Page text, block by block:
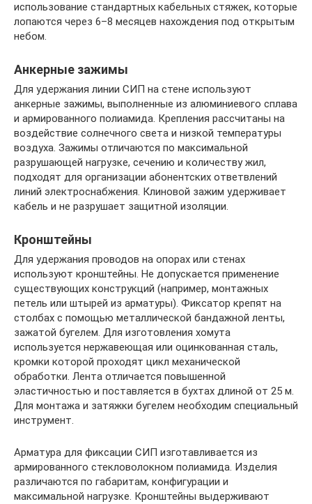
использование стандартных кабельных стяжек, которые
лопаются через 6–8 месяцев нахождения под открытым
небом.
Анкерные зажимы
Для удержания линии СИП на стене используют
анкерные зажимы, выполненные из алюминиевого сплава
и армированного полиамида. Крепления рассчитаны на
воздействие солнечного света и низкой температуры
воздуха. Зажимы отличаются по максимальной
разрушающей нагрузке, сечению и количеству жил,
подходят для организации абонентских ответвлений
линий электроснабжения. Клиновой зажим удерживает
кабель и не разрушает защитной изоляции.
Кронштейны
Для удержания проводов на опорах или стенах
используют кронштейны. Не допускается применение
существующих конструкций (например, монтажных
петель или штырей из арматуры). Фиксатор крепят на
столбах с помощью металлической бандажной ленты,
зажатой бугелем. Для изготовления хомута
используется нержавеющая или оцинкованная сталь,
кромки которой проходят цикл механической
обработки. Лента отличается повышенной
эластичностью и поставляется в бухтах длиной от 25 м.
Для монтажа и затяжки бугелем необходим специальный
инструмент.
Арматура для фиксации СИП изготавливается из
армированного стекловолокном полиамида. Изделия
различаются по габаритам, конфигурации и
максимальной нагрузке. Кронштейны выдерживают